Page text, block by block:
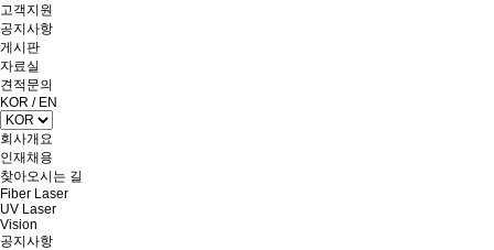
고객지원
공지사항
게시판
자료실
견적문의
KOR / EN
회사개요
인재채용
찾아오시는 길
Fiber Laser
UV Laser
Vision
공지사항